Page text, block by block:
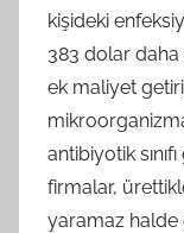
kişideki
383 dolar daha
ek maliyet
antibiyotik
firmalar,
yaramaz halde